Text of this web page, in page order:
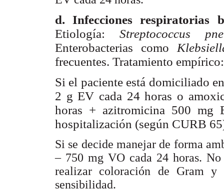
d. Infecciones respiratorias
Etiología:Streptococcus
Enterobacterias como
frecuentes. Tratamiento empírico:
Si el paciente está domiciliado
2 g EV cada 24 horas o
horas + azitromicina 500 mg
hospitalización (según CURB
Si se decide manejar de forma
– 750 mg VO cada 24 horas.
realizar coloración de Gram
sensibilidad.